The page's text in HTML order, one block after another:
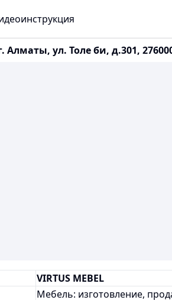
Алматы, ул. Толе би, д.301,
VIRTUS MEBEL
Мебель: изготовление,